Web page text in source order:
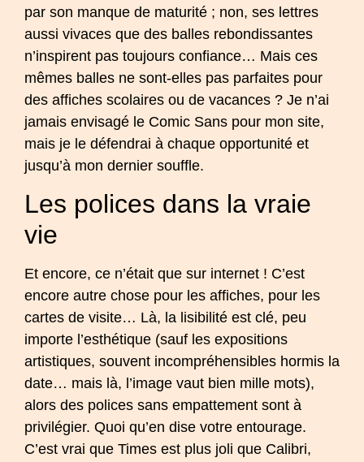
par son manque de maturité ; non, ses lettres
aussi vivaces que des balles rebondissantes
n’inspirent pas toujours confiance… Mais ces
mêmes balles ne sont-elles pas parfaites pour
des affiches scolaires ou de vacances ? Je n’ai
jamais envisagé le Comic Sans pour mon site,
mais je le défendrai à chaque opportunité et
jusqu’à mon dernier souffle.
Les polices dans la vraie
vie
Et encore, ce n’était que sur internet ! C’est
encore autre chose pour les affiches, pour les
cartes de visite… Là, la lisibilité est clé, peu
importe l’esthétique (sauf les expositions
artistiques, souvent incompréhensibles hormis la
date… mais là, l’image vaut bien mille mots),
alors des polices sans empattement sont à
privilégier. Quoi qu’en dise votre entourage.
C’est vrai que Times est plus joli que Calibri,